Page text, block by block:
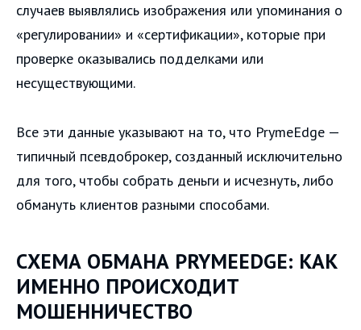
случаев выявлялись изображения или упоминания о
«регулировании» и «сертификации», которые при
проверке оказывались подделками или
несуществующими.
Все эти данные указывают на то, что PrymeEdge —
типичный псевдоброкер, созданный исключительно
для того, чтобы собрать деньги и исчезнуть, либо
обмануть клиентов разными способами.
СХЕМА ОБМАНА PRYMEEDGE: КАК
ИМЕННО ПРОИСХОДИТ
МОШЕННИЧЕСТВО